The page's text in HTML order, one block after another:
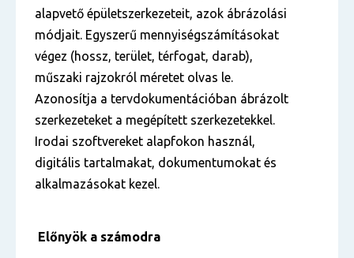
alapvető épületszerkezeteit, azok ábrázolási
módjait. Egyszerű mennyiségszámításokat
végez (hossz, terület, térfogat, darab),
műszaki rajzokról méretet olvas le.
Azonosítja a tervdokumentációban ábrázolt
szerkezeteket a megépített szerkezetekkel.
Irodai szoftvereket alapfokon használ,
digitális tartalmakat, dokumentumokat és
alkalmazásokat kezel.
Előnyök a számodra